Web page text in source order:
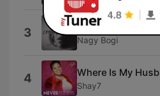
3 Leszek Hajnal
Nagy Bogi
4 Where Is My
Shay7